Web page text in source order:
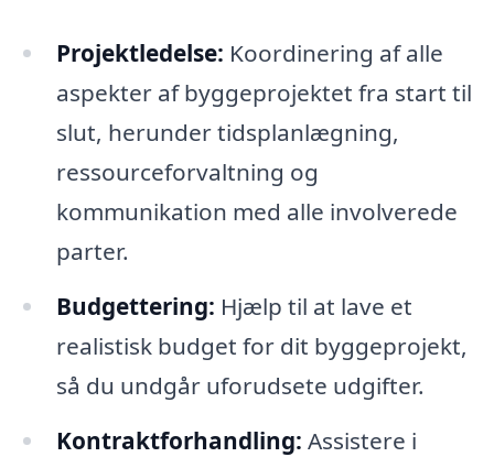
Projektledelse: Koordinering af alle
aspekter af byggeprojektet fra start til
slut, herunder tidsplanlægning,
ressourceforvaltning og
kommunikation med alle involverede
parter.
Budgettering: Hjælp til at lave et
realistisk budget for dit byggeprojekt,
så du undgår uforudsete udgifter.
Kontraktforhandling: Assistere i